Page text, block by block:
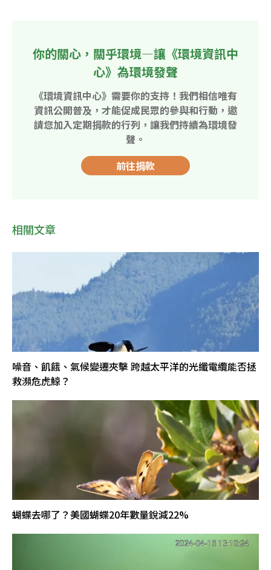
你的關心，關乎環境—讓《環境資訊中
心》為環境發聲
《環境資訊中心》需要你的支持！我們相信唯有
資訊公開普及，才能促成民眾的參與和行動，邀
請您加入定期捐款的行列，讓我們持續為環境發
聲。
前往捐款
相關文章
噪音、飢餓、氣候變遷夾擊 跨越太平洋的光纖電纜能否拯
救瀕危虎鯨？
蝴蝶去哪了？美國蝴蝶20年數量銳減22%